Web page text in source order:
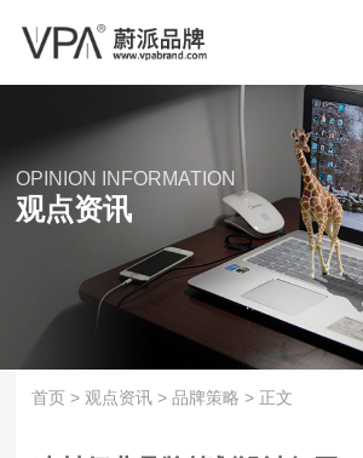
OPINION INFORMATION
观点资讯
首页 > 观点资讯 >品牌策略 > 正文